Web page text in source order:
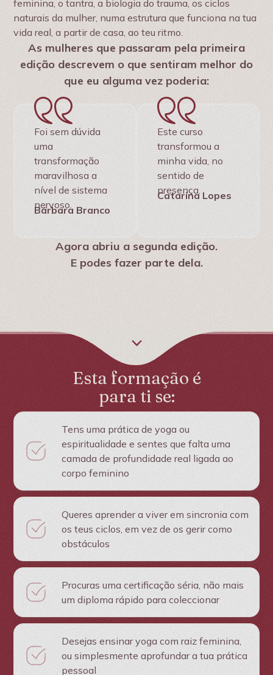
feminina, o tantra, a biologia do trauma, os ciclos
naturais da mulher, numa estrutura que funciona na tua
vida real, a partir de casa, ao teu ritmo.
As mulheres que passaram pela primeira
edição descrevem o que sentiram melhor do
que eu alguma vez poderia:
Foi sem dúvida
uma
transformação
maravilhosa a
nível de sistema
nervoso.
Bárbara Branco
Este curso
transformou a
minha vida, no
sentido de
presença.
Catarina Lopes
Agora abriu a segunda edição.
E podes fazer parte dela.
Esta formação é
para ti se:
Tens uma prática de yoga ou
espiritualidade e sentes que falta uma
camada de profundidade real ligada ao
corpo feminino
Queres aprender a viver em sincronia com
os teus ciclos, em vez de os gerir como
obstáculos
Procuras uma certificação séria, não mais
um diploma rápido para coleccionar
Desejas ensinar yoga com raiz feminina,
ou simplesmente aprofundar a tua prática
pessoal